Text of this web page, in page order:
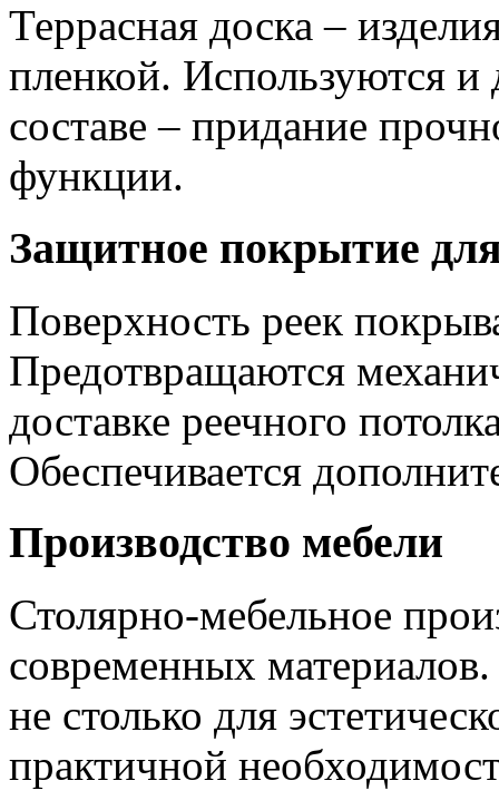
Террасная доска –
пленкой. Используются
составе – придание
функции.
Защитное покрытие
Поверхность реек
Предотвращаются
доставке реечного
Обеспечивается
Производство мебели
Столярно-мебельное
современных
не столько для
практичной